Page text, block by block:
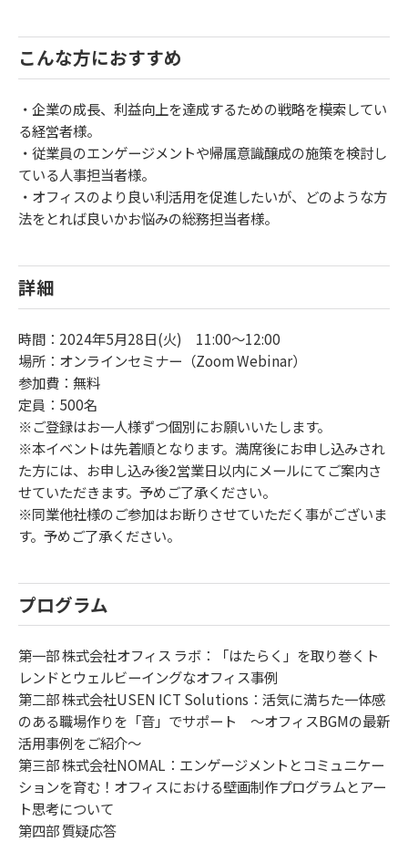
こんな方におすすめ
・企業の成長、利益向上を達成するための戦略を模索してい
る経営者様。
・従業員のエンゲージメントや帰属意識醸成の施策を検討し
ている人事担当者様。
・オフィスのより良い利活用を促進したいが、どのような方
法をとれば良いかお悩みの総務担当者様。
詳細
時間：2024年5月28日(火) 11:00～12:00
場所：オンラインセミナー（Zoom Webinar）
参加費：無料
定員：500名
※ご登録はお一人様ずつ個別にお願いいたします。
※本イベントは先着順となります。満席後にお申し込みされ
た方には、お申し込み後2営業日以内にメールにてご案内さ
せていただきます。予めご了承ください。
※同業他社様のご参加はお断りさせていただく事がございま
す。予めご了承ください。
プログラム
第一部 株式会社オフィス ラボ：「はたらく」を取り巻くト
レンドとウェルビーイングなオフィス事例
第二部 株式会社USEN ICT Solutions：活気に満ちた一体感
のある職場作りを「音」でサポート ～オフィスBGMの最新
活用事例をご紹介～
第三部 株式会社NOMAL：エンゲージメントとコミュニケー
ションを育む！オフィスにおける壁画制作プログラムとアー
ト思考について
第四部 質疑応答